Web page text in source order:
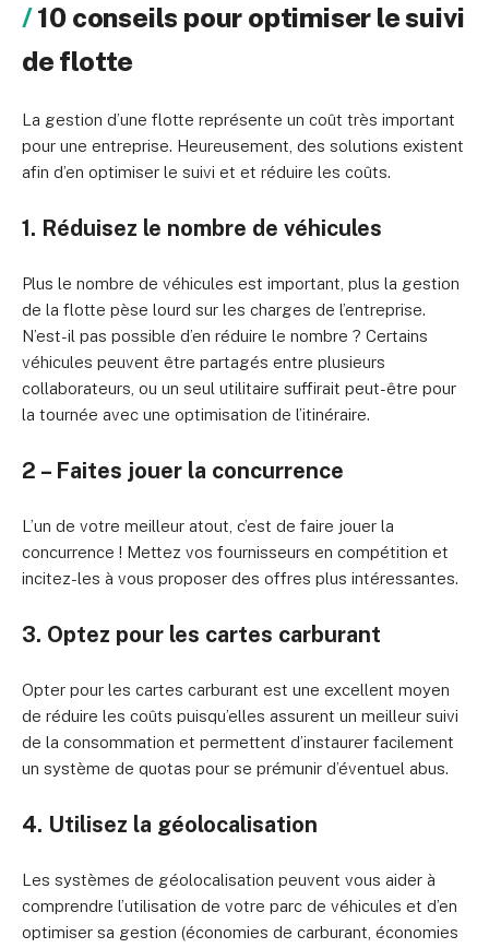
10 conseils pour optimiser le suivi
de flotte
La gestion d’une flotte représente un coût très important
pour une entreprise. Heureusement, des solutions existent
afin d’en optimiser le suivi et et réduire les coûts.
1. Réduisez le nombre de véhicules
Plus le nombre de véhicules est important, plus la gestion
de la flotte pèse lourd sur les charges de l’entreprise.
N’est-il pas possible d’en réduire le nombre ? Certains
véhicules peuvent être partagés entre plusieurs
collaborateurs, ou un seul utilitaire suffirait peut-être pour
la tournée avec une optimisation de l’itinéraire.
2 – Faites jouer la concurrence
L’un de votre meilleur atout, c’est de faire jouer la
concurrence ! Mettez vos fournisseurs en compétition et
incitez-les à vous proposer des offres plus intéressantes.
3. Optez pour les cartes carburant
Opter pour les cartes carburant est une excellent moyen
de réduire les coûts puisqu’elles assurent un meilleur suivi
de la consommation et permettent d’instaurer facilement
un système de quotas pour se prémunir d’éventuel abus.
4. Utilisez la géolocalisation
Les systèmes de géolocalisation peuvent vous aider à
comprendre l’utilisation de votre parc de véhicules et d’en
optimiser sa gestion (économies de carburant, économies